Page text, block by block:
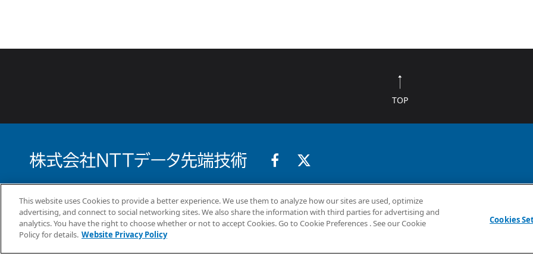
TOP
What’s New 事業案内 コラム 採用情報 企業情報
This website uses Cookies to provide a better experience. We use them to analyze how our sites are used, optimize
advertising, and connect to social networking sites. We also share the information with third parties for advertising and
analytics. You have the right to choose whether or not to accept Cookies. Go to Cookie Preferences . See our Cookie
Policy for details. Website Privacy Policy
Cookies